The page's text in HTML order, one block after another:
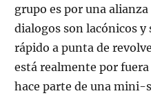
grupo es por una
dialogos son lacónicos
rápido a punta de
está realmente por
hace parte de una mini-